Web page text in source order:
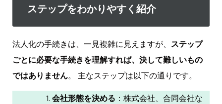
ステップをわかりやすく紹介
法人化の手続きは、一見複雑に見えますが、 ステップ
ごとに必要な手続きを理解すれば、決して難しいもの
ではありません。 主なステップは以下の通りです。
会社形態を決める ：株式会社、合同会社な